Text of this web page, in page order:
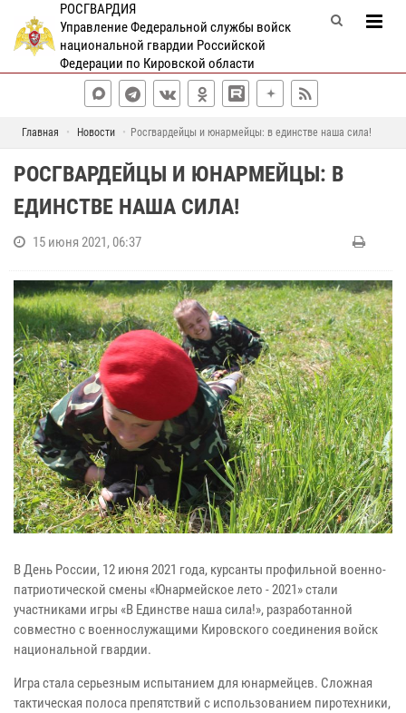
РОСГВАРДИЯ
Управление Федеральной службы войск
национальной гвардии Российской
Федерации по Кировской области
Главная Новости Росгвардейцы и юнармейцы: в единстве наша сила!
РОСГВАРДЕЙЦЫ И ЮНАРМЕЙЦЫ: В
ЕДИНСТВЕ НАША СИЛА!
15 июня 2021, 06:37
В День России, 12 июня 2021 года, курсанты профильной военно-
патриотической смены «Юнармейское лето - 2021» стали
участниками игры «В Единстве наша сила!», разработанной
совместно с военнослужащими Кировского соединения войск
национальной гвардии.
Игра стала серьезным испытанием для юнармейцев. Сложная
тактическая полоса препятствий с использованием пиротехники,